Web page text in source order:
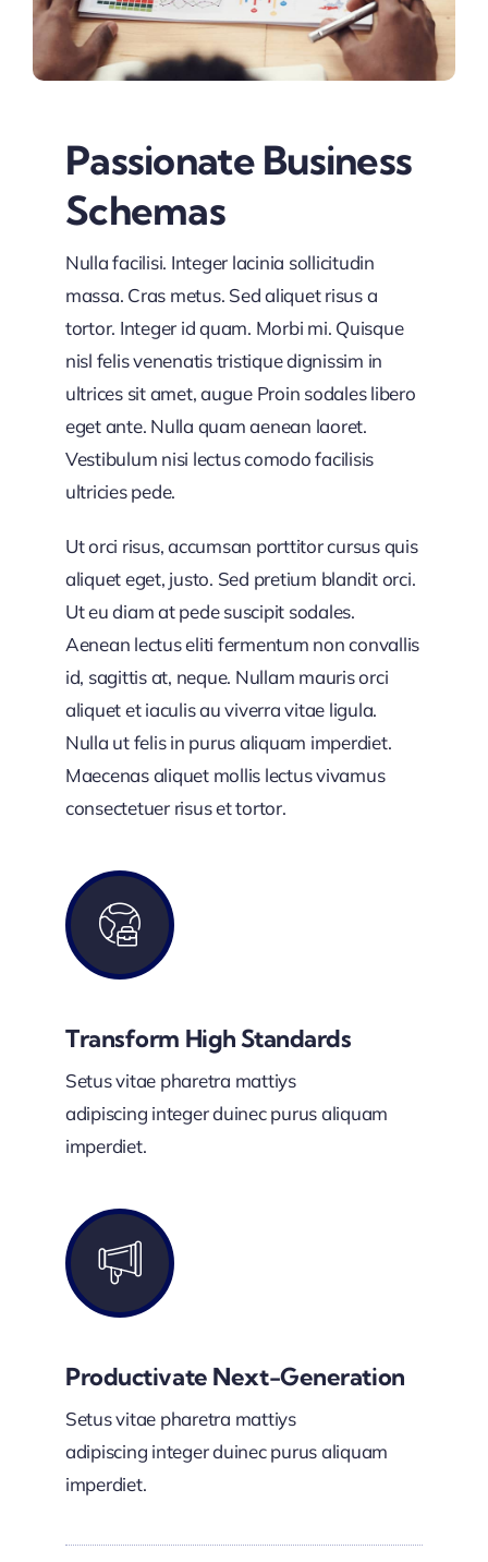
Passionate Business
Schemas
Nulla facilisi. Integer lacinia sollicitudin
massa. Cras metus. Sed aliquet risus a
tortor. Integer id quam. Morbi mi. Quisque
nisl felis venenatis tristique dignissim in
ultrices sit amet, augue Proin sodales libero
eget ante. Nulla quam aenean laoret.
Vestibulum nisi lectus comodo facilisis
ultricies pede.
Ut orci risus, accumsan porttitor cursus quis
aliquet eget, justo. Sed pretium blandit orci.
Ut eu diam at pede suscipit sodales.
Aenean lectus eliti fermentum non convallis
id, sagittis at, neque. Nullam mauris orci
aliquet et iaculis au viverra vitae ligula.
Nulla ut felis in purus aliquam imperdiet.
Maecenas aliquet mollis lectus vivamus
consectetuer risus et tortor.
Transform High Standards
Setus vitae pharetra mattiys
adipiscing integer duinec purus aliquam
imperdiet.
Productivate Next-Generation
Setus vitae pharetra mattiys
adipiscing integer duinec purus aliquam
imperdiet.